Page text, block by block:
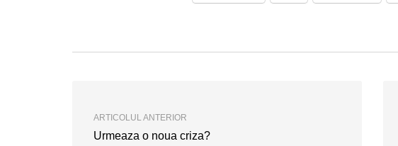
ARTICOLUL ANTERIOR
Urmeaza o noua criza?